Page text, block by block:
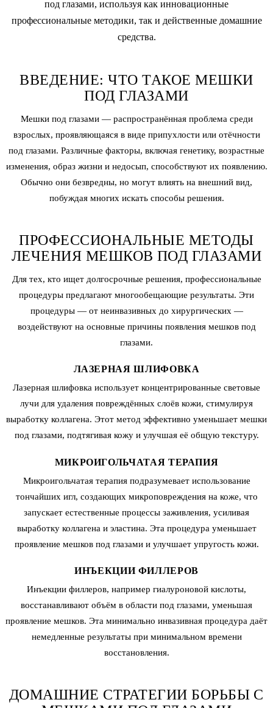
под глазами, используя как инновационные
профессиональные методики, так и действенные домашние
средства.
ВВЕДЕНИЕ: ЧТО ТАКОЕ МЕШКИ
ПОД ГЛАЗАМИ
Мешки под глазами — распространённая проблема среди
взрослых, проявляющаяся в виде припухлости или отёчности
под глазами. Различные факторы, включая генетику, возрастные
изменения, образ жизни и недосып, способствуют их появлению.
Обычно они безвредны, но могут влиять на внешний вид,
побуждая многих искать способы решения.
ПРОФЕССИОНАЛЬНЫЕ МЕТОДЫ
ЛЕЧЕНИЯ МЕШКОВ ПОД ГЛАЗАМИ
Для тех, кто ищет долгосрочные решения, профессиональные
процедуры предлагают многообещающие результаты. Эти
процедуры — от неинвазивных до хирургических —
воздействуют на основные причины появления мешков под
глазами.
ЛАЗЕРНАЯ ШЛИФОВКА
Лазерная шлифовка использует концентрированные световые
лучи для удаления повреждённых слоёв кожи, стимулируя
выработку коллагена. Этот метод эффективно уменьшает мешки
под глазами, подтягивая кожу и улучшая её общую текстуру.
МИКРОИГОЛЬЧАТАЯ ТЕРАПИЯ
Микроигольчатая терапияподразумевает использование
тончайших игл, создающих микроповреждения на коже, что
запускает естественные процессы заживления, усиливая
выработку коллагена и эластина. Эта процедура уменьшает
проявление мешков под глазами и улучшает упругость кожи.
ИНЪЕКЦИИ ФИЛЛЕРОВ
Инъекции филлеров, например гиалуроновой кислоты,
восстанавливают объём в области под глазами, уменьшая
проявление мешков. Эта минимально инвазивная процедура даёт
немедленные результаты при минимальном времени
восстановления.
ДОМАШНИЕ СТРАТЕГИИ БОРЬБЫ С